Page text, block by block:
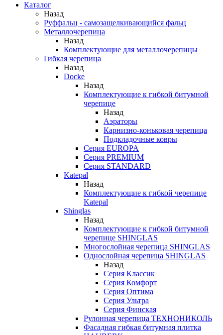
Каталог
Назад
Руффальц - самозащелкивающийся фальц
Металлочерепица
Назад
Комплектующие для металлочерепицы
Гибкая черепица
Назад
Docke
Назад
Комплектующие к гибкой битумной
черепице
Назад
Аэраторы
Карнизно-коньковая черепица
Подкладочные ковры
Серия EUROPA
Серия PREMIUM
Серия STANDARD
Katepal
Назад
Комплектующие к гибкой черепице
Katepal
Shinglas
Назад
Комплектующие к гибкой битумной
черепице SHINGLAS
Многослойная черепица SHINGLAS
Однослойная черепица SHINGLAS
Назад
Серия Классик
Серия Комфорт
Серия Оптима
Серия Ультра
Серия Финская
Рулонная черепица ТЕХНОНИКОЛЬ
Фасадная гибкая битумная плитка